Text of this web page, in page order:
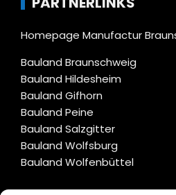
Homepage Manufactur
Bauland Braunschweig
Bauland Hildesheim
Bauland Gifhorn
Bauland Peine
Bauland Salzgitter
Bauland Wolfsburg
Bauland Wolfenbüttel